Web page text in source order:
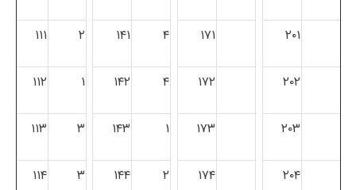
۲۰۱ ۱۷۱ ۴ ۱۴۱ ۲ ۱۱۱
۲۰۲ ۱۷۲ ۴ ۱۴۲ ۱ ۱۱۲
۲۰۳ ۱۷۳ ۱ ۱۴۳ ۳ ۱۱۳
۲۰۴ ۱۷۴ ۲ ۱۴۴ ۳ ۱۱۴